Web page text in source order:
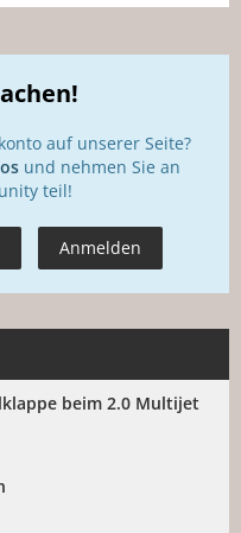
auf unserer Seite?
und nehmen Sie an
teil!
Anmelden
beim 2.0 Multijet